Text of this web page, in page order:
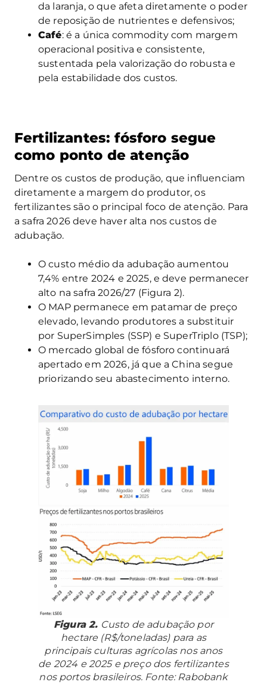
da laranja, o que afeta diretamente o poder
de reposição de nutrientes e defensivos;
Café: é a única commodity com margem
operacional positiva e consistente,
sustentada pela valorização do robusta e
pela estabilidade dos custos.
Fertilizantes: fósforo segue
como ponto de atenção
Dentre os custos de produção, que influenciam
diretamente a margem do produtor, os
fertilizantes são o principal foco de atenção. Para
a safra 2026 deve haver alta nos custos de
adubação.
O custo médio da adubação aumentou
7,4% entre 2024 e 2025, e deve permanecer
alto na safra 2026/27 (Figura 2).
O MAP permanece em patamar de preço
elevado, levando produtores a substituir
por SuperSimples (SSP) e SuperTriplo (TSP);
O mercado global de fósforo continuará
apertado em 2026, já que a China segue
priorizando seu abastecimento interno.
Figura 2. Custo de adubação por
hectare (R$/toneladas) para as
principais culturas agrícolas nos anos
de 2024 e 2025 e preço dos fertilizantes
nos portos brasileiros. Fonte: Rabobank